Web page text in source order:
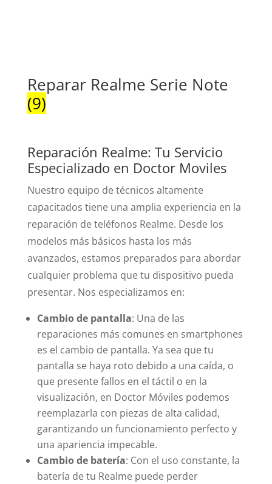
Reparar Realme Serie Note
(9)
Reparación Realme: Tu Servicio
Especializado en Doctor Moviles
Nuestro equipo de técnicos altamente
capacitados tiene una amplia experiencia en la
reparación de teléfonos Realme. Desde los
modelos más básicos hasta los más
avanzados, estamos preparados para abordar
cualquier problema que tu dispositivo pueda
presentar. Nos especializamos en:
Cambio de pantalla: Una de las
reparaciones más comunes en smartphones
es el cambio de pantalla. Ya sea que tu
pantalla se haya roto debido a una caída, o
que presente fallos en el táctil o en la
visualización, en Doctor Móviles podemos
reemplazarla con piezas de alta calidad,
garantizando un funcionamiento perfecto y
una apariencia impecable.
Cambio de batería: Con el uso constante, la
batería de tu Realme puede perder